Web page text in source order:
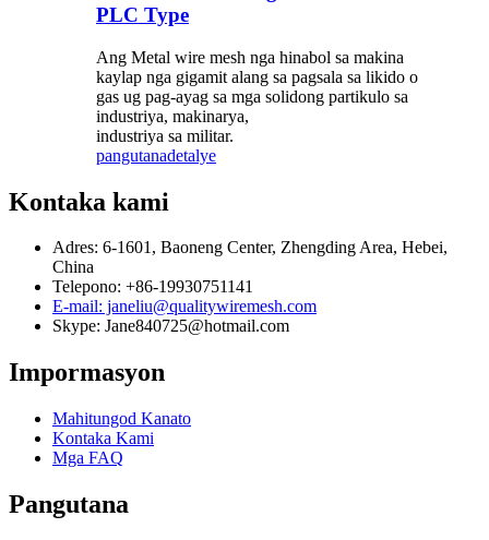
PLC Type
Ang Metal wire mesh nga hinabol sa makina
kaylap nga gigamit alang sa pagsala sa likido o
gas ug pag-ayag sa mga solidong partikulo sa
industriya, makinarya,
industriya sa militar.
pangutanadetalye
Kontaka kami
Adres: 6-1601, Baoneng Center, Zhengding Area, Hebei,
China
Telepono: +86-19930751141
E-mail: janeliu@qualitywiremesh.com
Skype: Jane840725@hotmail.com
Impormasyon
Mahitungod Kanato
Kontaka Kami
Mga FAQ
Pangutana